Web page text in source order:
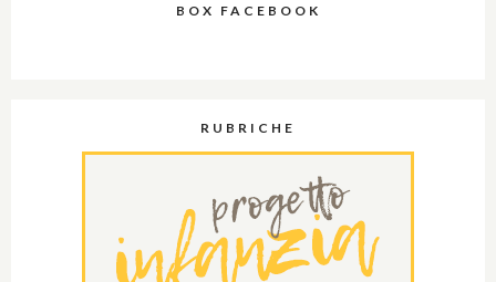
BOX FACEBOOK
RUBRICHE